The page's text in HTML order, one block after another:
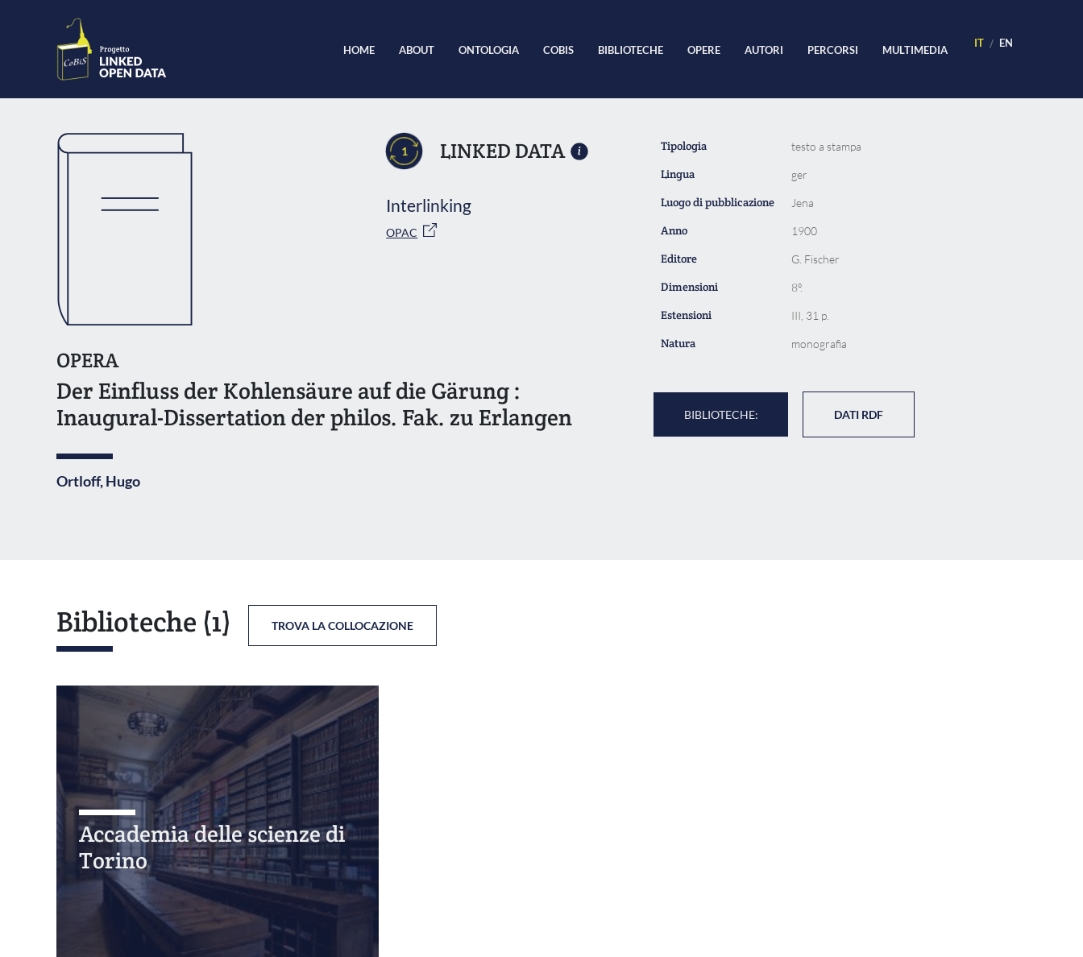
HOME ABOUT ONTOLOGIA COBIS BIBLIOTECHE OPERE AUTORI PERCORSI MULTIMEDIA IT EN
1 LINKED DATA
Interlinking
OPAC
OPERA
Der Einfluss der Kohlensäure auf die Gärung :
Inaugural-Dissertation der philos. Fak. zu Erlangen
Ortloff, Hugo
Tipologia testo a stampa
Lingua ger
Luogo di pubblicazione Jena
Anno 1900
Editore G. Fischer
Dimensioni 8º.
Estensioni III, 31 p.
Natura monografia
BIBLIOTECHE: DATI RDF
Biblioteche (1) TROVA LA COLLOCAZIONE
Accademia delle scienze di
Torino